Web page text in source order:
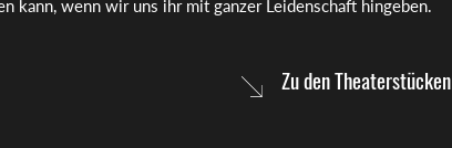
kann, wenn wir uns ihr mit ganzer Leidenschaft hingeben.
Zu den Theaterstücken